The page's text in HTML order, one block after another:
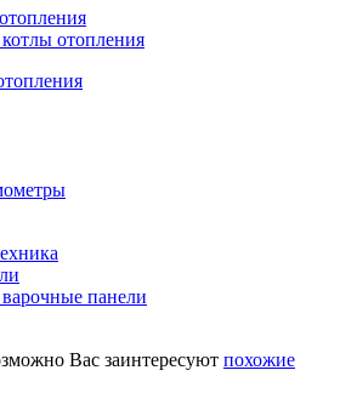
отопления
панели
Вас заинтересуют похожие